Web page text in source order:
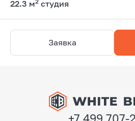
22.3 м студия
Заявка
+7 499 707-